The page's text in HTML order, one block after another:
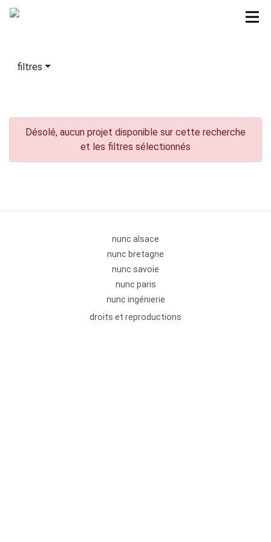
filtres
Désolé, aucun projet disponible sur cette recherche
et les filtres sélectionnés
nunc alsace
nunc bretagne
nunc savoie
nunc paris
nunc ingénierie
droits et reproductions